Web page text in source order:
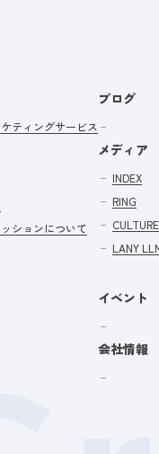
ティングサービス
ションについて
ブログ
メディア
INDEX
RING
CULTURE
LANY
イベント
会社情報